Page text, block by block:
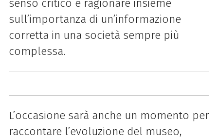
senso critico e ragionare insieme
sull’importanza di un’informazione
corretta in una società sempre più
complessa.
L’occasione sarà anche un momento per
raccontare l’evoluzione del museo,